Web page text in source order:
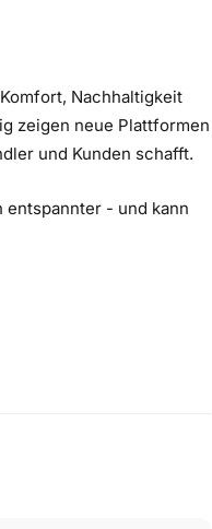
Nachhaltigkeit
zeigen neue Plattformen
und Kunden schafft.
- und kann